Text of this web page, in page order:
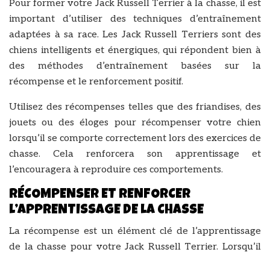
Pour former votre Jack Russell Terrier à la chasse, il est
important d’utiliser des techniques d’entraînement
adaptées à sa race. Les Jack Russell Terriers sont des
chiens intelligents et énergiques, qui répondent bien à
des méthodes d’entraînement basées sur la
récompense et le renforcement positif.
Utilisez des récompenses telles que des friandises, des
jouets ou des éloges pour récompenser votre chien
lorsqu’il se comporte correctement lors des exercices de
chasse. Cela renforcera son apprentissage et
l’encouragera à reproduire ces comportements.
RÉCOMPENSER ET RENFORCER
L’APPRENTISSAGE DE LA CHASSE
La récompense est un élément clé de l’apprentissage
de la chasse pour votre Jack Russell Terrier. Lorsqu’il